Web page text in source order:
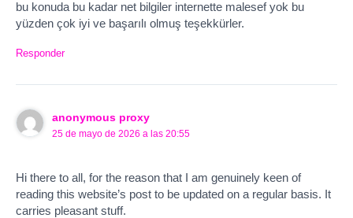
bu konuda bu kadar net bilgiler internette malesef yok bu
yüzden çok iyi ve başarılı olmuş teşekkürler.
Responder
anonymous proxy
25 de mayo de 2026 a las 20:55
Hi there to all, for the reason that I am genuinely keen of
reading this website’s post to be updated on a regular basis. It
carries pleasant stuff.